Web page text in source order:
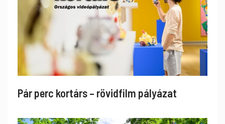
Pár perc kortárs – rövidfilm pályázat